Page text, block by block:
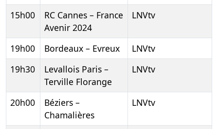
15h00
RC Cannes – France
Avenir 2024
LNVtv
19h00 Bordeaux – Evreux
LNVtv
19h30
Levallois Paris –
Terville Florange
LNVtv
20h00
Béziers –
Chamalières
LNVtv